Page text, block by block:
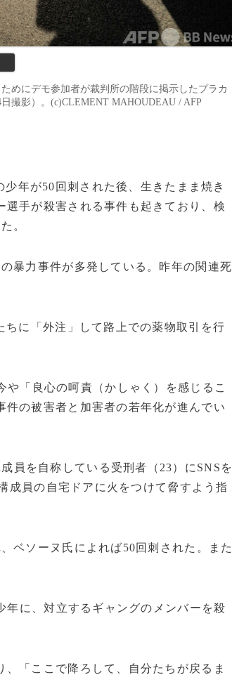
めにデモ参加者が裁判所の階段に掲示したプラカ
撮影）。(c)CLEMENT MAHOUDEAU / AFP
少年が50回刺された後、生きたまま焼き
手が殺害される事件も起きており、検
。
暴力事件が多発している。昨年の関連死
に「外注」して路上での薬物取引を行
や「良心の呵責（かしゃく）を感じるこ
の被害者と加害者の若年化が進んでい
員を自称している受刑者（23）にSNS
成員の自宅ドアに火をつけて脅すよう指
ベソーヌ氏によれば50回刺された。ま
に、対立するギャングのメンバーを殺
「ここで降ろして、自分たちが戻るま